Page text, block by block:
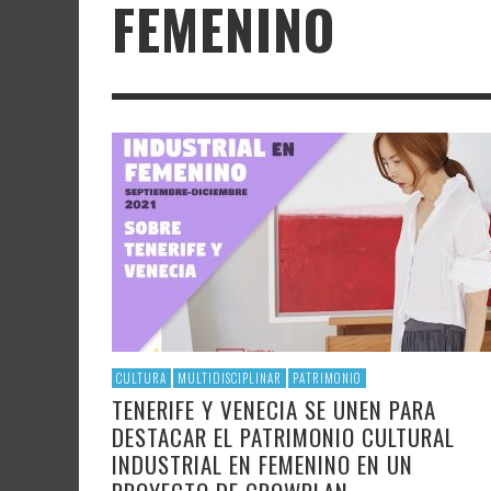
LITERATURA
UNIVERSIDAD
AUDIOVISUAL
POLÍTICA CULTURAL
FOTOGRAFÍA Y ARTES PLÁSTICAS
SAMIR DELGADO
ARTE
ASTRONOMÍA
TECNOLOGÍA
POLÍTICA CIENTÍFICA
MATEMÁTICAS, FÍSICA Y QUÍMICA
CIENCIAS SOCIALES
FEMENINO
CULTURA MULTIDISCIPLINAR PATRIMONIO
TENERIFE Y VENECIA SE UNEN PARA
DESTACAR EL PATRIMONIO CULTURAL
INDUSTRIAL EN FEMENINO EN UN